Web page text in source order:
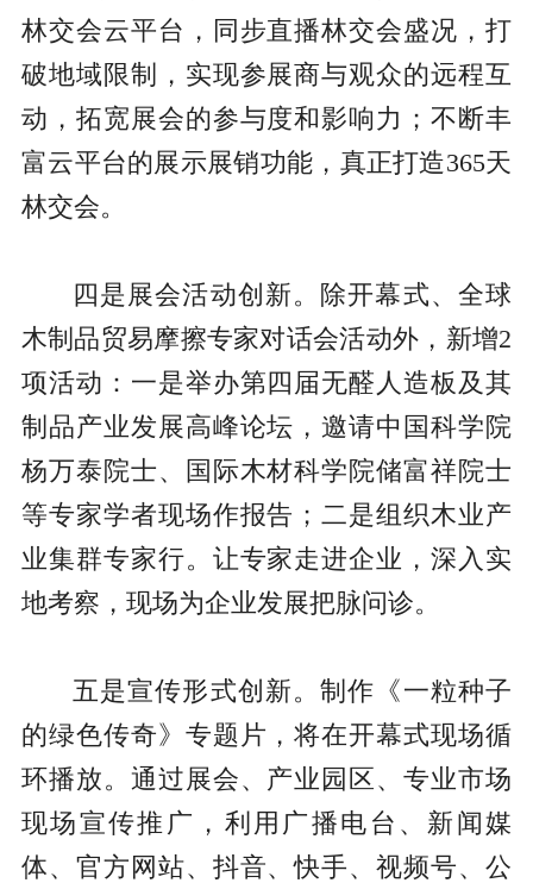
林交会云平台，同步直播林交会盛况，打
破地域限制，实现参展商与观众的远程互
动，拓宽展会的参与度和影响力；不断丰
富云平台的展示展销功能，真正打造365天
林交会。
四是展会活动创新。除开幕式、全球
木制品贸易摩擦专家对话会活动外，新增2
项活动：一是举办第四届无醛人造板及其
制品产业发展高峰论坛，邀请中国科学院
杨万泰院士、国际木材科学院储富祥院士
等专家学者现场作报告；二是组织木业产
业集群专家行。让专家走进企业，深入实
地考察，现场为企业发展把脉问诊。
五是宣传形式创新。制作《一粒种子
的绿色传奇》专题片，将在开幕式现场循
环播放。通过展会、产业园区、专业市场
现场宣传推广，利用广播电台、新闻媒
体、官方网站、抖音、快手、视频号、公